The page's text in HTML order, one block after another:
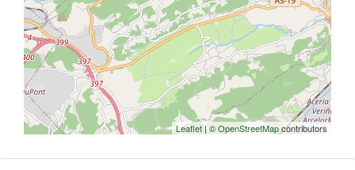
Leaflet | ©OpenStreetMapcontributors